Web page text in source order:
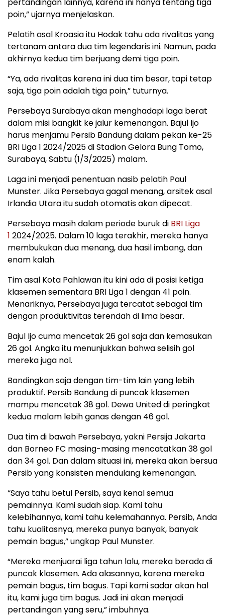
poin,” ujarnya menjelaskan.
Pelatih asal Kroasia itu Hodak tahu ada rivalitas yang
tertanam antara dua tim legendaris ini. Namun, pada
akhirnya kedua tim berjuang demi tiga poin.
“Ya, ada rivalitas karena ini dua tim besar, tapi tetap
saja, tiga poin adalah tiga poin,” tuturnya.
Persebaya Surabaya akan menghadapi laga berat
dalam misi bangkit ke jalur kemenangan. Bajul Ijo
harus menjamu Persib Bandung dalam pekan ke-25
BRI Liga 1 2024/2025 di Stadion Gelora Bung Tomo,
Surabaya, Sabtu (1/3/2025) malam.
Laga ini menjadi penentuan nasib pelatih Paul
Munster. Jika Persebaya gagal menang, arsitek asal
Irlandia Utara itu sudah otomatis akan dipecat.
Persebaya masih dalam periode buruk di BRI Liga
1 2024/2025. Dalam 10 laga terakhir, mereka hanya
membukukan dua menang, dua hasil imbang, dan
enam kalah.
Tim asal Kota Pahlawan itu kini ada di posisi ketiga
klasemen sementara BRI Liga 1 dengan 41 poin.
Menariknya, Persebaya juga tercatat sebagai tim
dengan produktivitas terendah di lima besar.
Bajul Ijo cuma mencetak 26 gol saja dan kemasukan
26 gol. Angka itu menunjukkan bahwa selisih gol
mereka juga nol.
Bandingkan saja dengan tim-tim lain yang lebih
produktif. Persib Bandung di puncak klasemen
mampu mencetak 38 gol. Dewa United di peringkat
kedua malam lebih ganas dengan 46 gol.
Dua tim di bawah Persebaya, yakni Persija Jakarta
dan Borneo FC masing-masing mencatatkan 38 gol
dan 34 gol. Dan dalam situasi ini, mereka akan bersua
Persib yang konsisten mendulang kemenangan.
“Saya tahu betul Persib, saya kenal semua
pemainnya. Kami sudah siap. Kami tahu
kelebihannya, kami tahu kelemahannya. Persib, Anda
tahu kualitasnya, mereka punya banyak, banyak
pemain bagus,” ungkap Paul Munster.
“Mereka menjuarai liga tahun lalu, mereka berada di
puncak klasemen. Ada alasannya, karena mereka
pemain bagus, tim bagus. Tapi kami sadar akan hal
itu, kami juga tim bagus. Jadi ini akan menjadi
pertandingan yang seru,” imbuhnya.